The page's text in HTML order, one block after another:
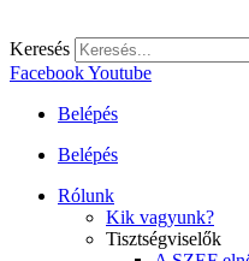
Keresés
FacebookYoutube
Belépés
Belépés
Rólunk
Kik vagyunk?
Tisztségviselők